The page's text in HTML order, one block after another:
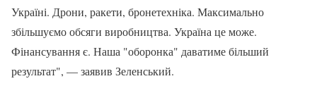
Україні. Дрони, ракети, бронетехніка. Максимально
збільшуємо обсяги виробництва. Україна це може.
Фінансування є. Наша "оборонка" даватиме більший
результат", — заявив Зеленський.